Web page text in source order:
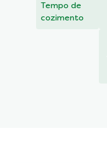
Tempo de
cozimento